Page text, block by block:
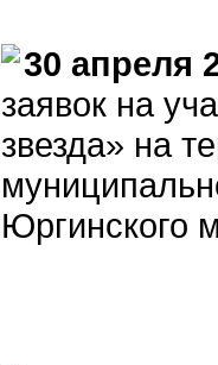
30 апреля
заявок на
звезда» на
Юргинского